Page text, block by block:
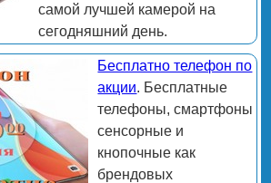
самой лучшей камерой на
сегодняшний день.
Бесплатно телефон по
акции. Бесплатные
телефоны, смартфоны
сенсорные и
кнопочные как
брендовых